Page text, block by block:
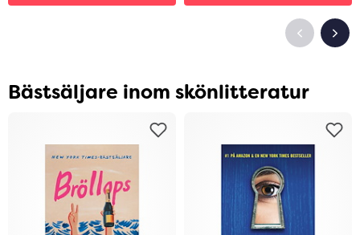
Bästsäljare inom skönlitteratur